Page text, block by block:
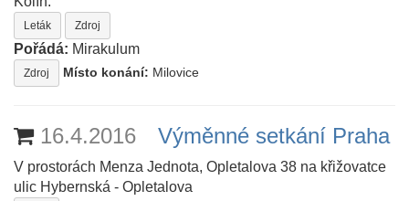
Leták Zdroj
Pořádá: Mirakulum
Zdroj Místo konání: Milovice
16.4.2016 Výměnné setkání Praha
V prostorách Menza Jednota, Opletalova 38 na křižovatce
ulic Hybernská - Opletalova